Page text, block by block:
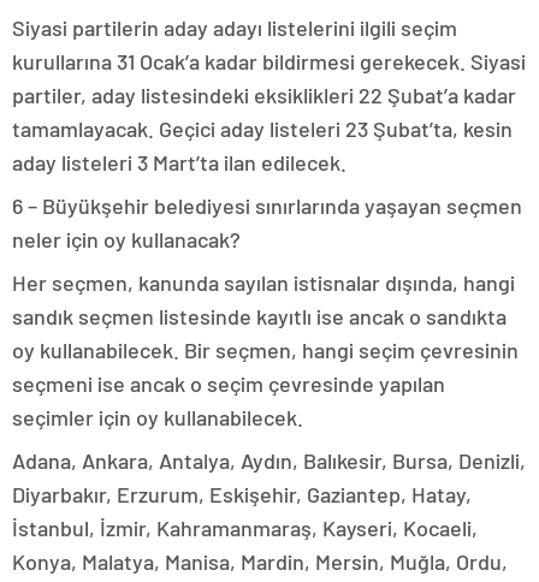
Siyasi partilerin aday adayı listelerini ilgili seçim
kurullarına 31 Ocak’a kadar bildirmesi gerekecek. Siyasi
partiler, aday listesindeki eksiklikleri 22 Şubat’a kadar
tamamlayacak. Geçici aday listeleri 23 Şubat’ta, kesin
aday listeleri 3 Mart’ta ilan edilecek.
6 – Büyükşehir belediyesi sınırlarında yaşayan seçmen
neler için oy kullanacak?
Her seçmen, kanunda sayılan istisnalar dışında, hangi
sandık seçmen listesinde kayıtlı ise ancak o sandıkta
oy kullanabilecek. Bir seçmen, hangi seçim çevresinin
seçmeni ise ancak o seçim çevresinde yapılan
seçimler için oy kullanabilecek.
Adana, Ankara, Antalya, Aydın, Balıkesir, Bursa, Denizli,
Diyarbakır, Erzurum, Eskişehir, Gaziantep, Hatay,
İstanbul, İzmir, Kahramanmaraş, Kayseri, Kocaeli,
Konya, Malatya, Manisa, Mardin, Mersin, Muğla, Ordu,